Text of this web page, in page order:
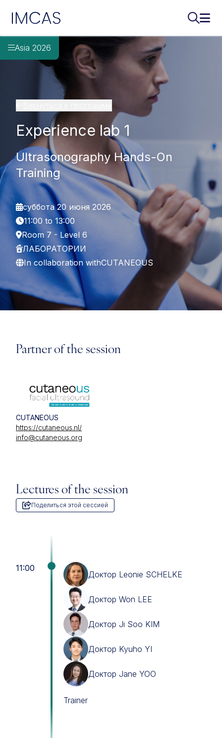
Перейти к основному содержимому
IMCAS
Asia 2026
Experience lab 1
Ultrasonography Hands-On
Training
суббота 20 июня 2026
11:00 to 13:00
Room 7 - Level 6
ЛАБОРАТОРИИ
In collaboration withCUTANEOUS
Partner of the session
CUTANEOUS
https://cutaneous.nl/
info@cutaneous.org
Lectures of the session
Поделиться этой сессией
11:00
Доктор Leonie SCHELKE
Доктор Won LEE
Доктор Ji Soo KIM
Доктор Kyuho YI
Доктор Jane YOO
Trainer